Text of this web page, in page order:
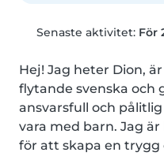
Senaste aktivitet: För
Hej! Jag heter Dion,
flytande svenska och
ansvarsfull och
vara med barn. Jag
för att skapa en trygg